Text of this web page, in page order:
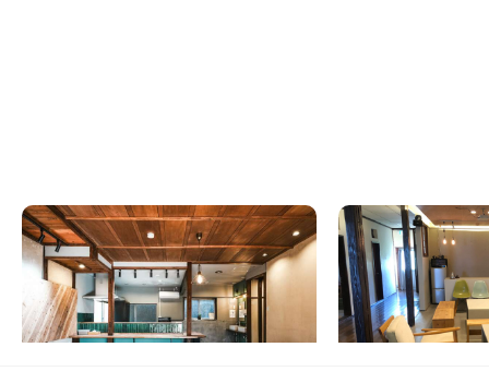
下関B邸
山口県 ゲストハウス
【下関駅徒歩7分】港町の路地奥でまちに混
ざる暮らし
この家からの距離 3km
下関A邸
山口県 シェアハウス
【本州最西端の港町
アハウス
この家からの距離 4km